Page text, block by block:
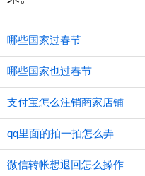
哪些国家过春节
哪些国家也过春节
支付宝怎么注销商家店铺
qq里面的拍一拍怎么弄
微信转帐想退回怎么操作